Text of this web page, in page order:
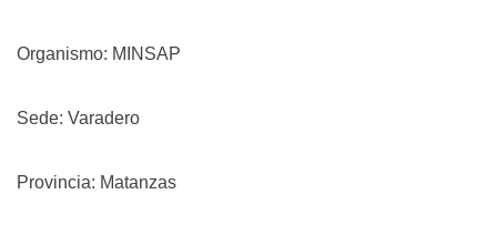
Organismo: MINSAP
Sede: Varadero
Provincia: Matanzas